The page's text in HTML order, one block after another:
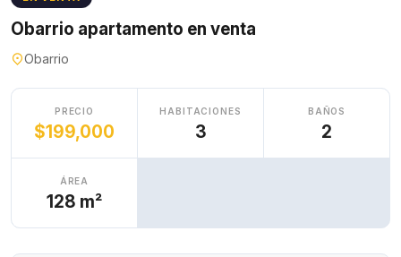
Obarrio apartamento en venta
Obarrio
PRECIO
$199,000
HABITACIONES
3
BAÑOS
2
ÁREA
128 m²